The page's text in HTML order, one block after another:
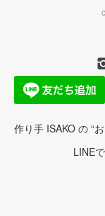
作り手 ISAKO の “
LINE